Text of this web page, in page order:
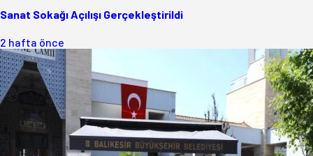
Sanat Sokağı Açılışı Gerçekleştirildi
2 hafta önce